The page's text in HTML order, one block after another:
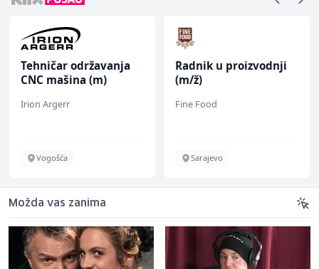
Tehničar održavanja
CNC mašina (m)
Irion Argerr
Vogošća
Radnik u proizvodnji
(m/ž)
Fine Food
Sarajevo
Možda vas zanima